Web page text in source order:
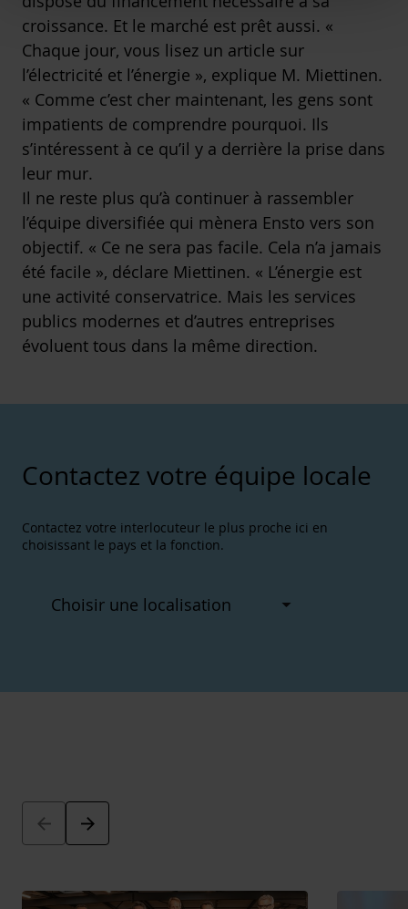
croissance. Et le marché est prêt aussi. «
Chaque jour, vous lisez un article sur
l’électricité et l’énergie », explique M. Miettinen.
« Comme c’est cher maintenant, les gens sont
impatients de comprendre pourquoi. Ils
s’intéressent à ce qu’il y a derrière la prise dans
leur mur.
Il ne reste plus qu’à continuer à rassembler
l’équipe diversifiée qui mènera Ensto vers son
objectif. « Ce ne sera pas facile. Cela n’a jamais
été facile », déclare Miettinen. « L’énergie est
une activité conservatrice. Mais les services
publics modernes et d’autres entreprises
évoluent tous dans la même direction.
Contactez votre équipe locale
Contactez votre interlocuteur le plus proche ici en
choisissant le pays et la fonction.
Arrow_back Arrow_forward